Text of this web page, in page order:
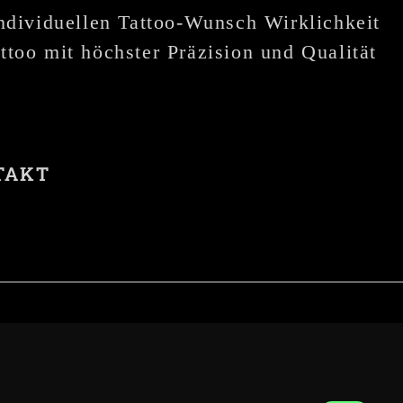
Tattoo-Wunsch Wirklichkeit
mit höchster Präzision und Qualität